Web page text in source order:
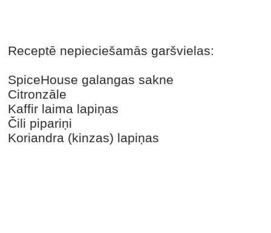
Receptē nepieciešamās garšvielas:
SpiceHouse galangas sakne
Citronzāle
Kaffir laima lapiņas
Čili pipariņi
Koriandra (kinzas) lapiņas